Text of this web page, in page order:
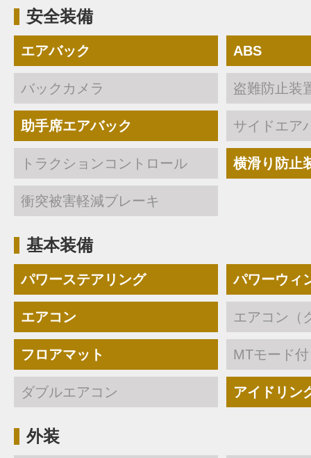
安全装備
エアバック ABS
バックカメラ 盗難防止装
助手席エアバック サイドエア
トラクションコントロール 横滑り防止
衝突被害軽減ブレーキ
基本装備
パワーステアリング パワーウィ
エアコン エアコン（
フロアマット MTモード
ダブルエアコン アイドリン
外装